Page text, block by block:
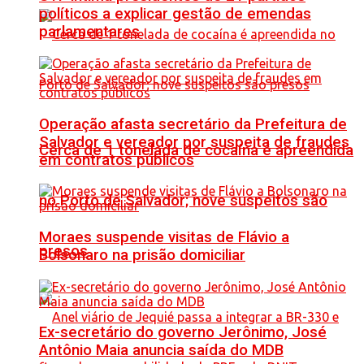
Cerca de 1 tonelada de cocaína é apreendida
no Porto de Salvador; nove suspeitos são
presos
políticos a explicar gestão de emendas
parlamentares
Operação afasta secretário da Prefeitura de
Salvador e vereador por suspeita de fraudes
em contratos públicos
Moraes suspende visitas de Flávio a
Bolsonaro na prisão domiciliar
Ex-secretário do governo Jerônimo, José
Antônio Maia anuncia saída do MDB